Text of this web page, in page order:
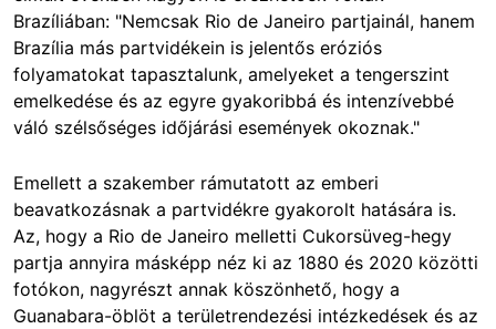
Brazíliában: "Nemcsak Rio de Janeiro partjainál, hanem
Brazília más partvidékein is jelentős eróziós
folyamatokat tapasztalunk, amelyeket a tengerszint
emelkedése és az egyre gyakoribbá és intenzívebbé
váló szélsőséges időjárási események okoznak."
Emellett a szakember rámutatott az emberi
beavatkozásnak a partvidékre gyakorolt hatására is.
Az, hogy a Rio de Janeiro melletti Cukorsüveg-hegy
partja annyira másképp néz ki az 1880 és 2020 közötti
fotókon, nagyrészt annak köszönhető, hogy a
Guanabara-öblöt a területrendezési intézkedések és az